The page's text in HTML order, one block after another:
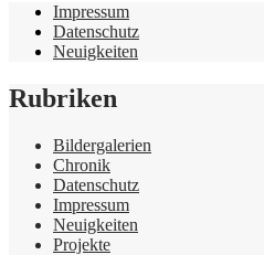
Impressum
Datenschutz
Neuigkeiten
Rubriken
Bildergalerien
Chronik
Datenschutz
Impressum
Neuigkeiten
Projekte